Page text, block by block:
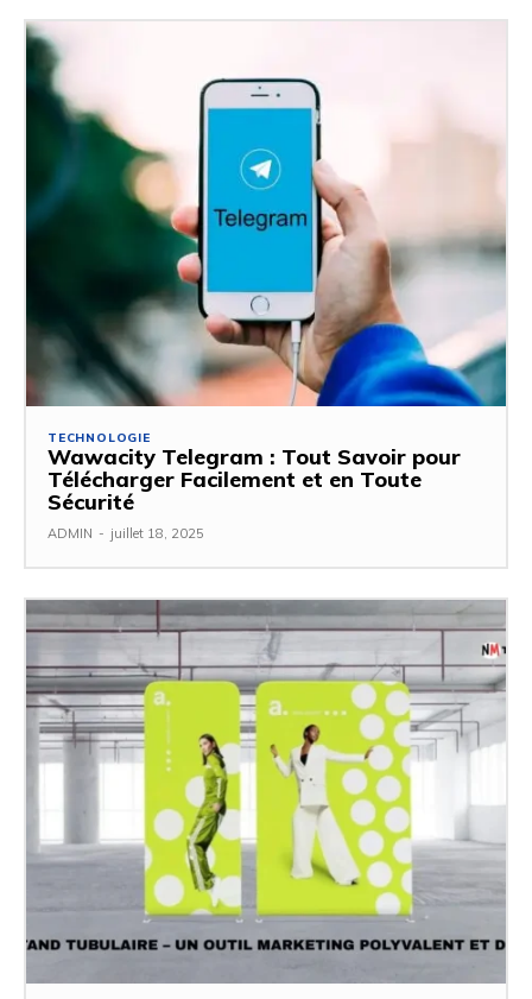
TECHNOLOGIE
Wawacity Telegram : Tout Savoir pour
Télécharger Facilement et en Toute
Sécurité
ADMIN - juillet 18, 2025